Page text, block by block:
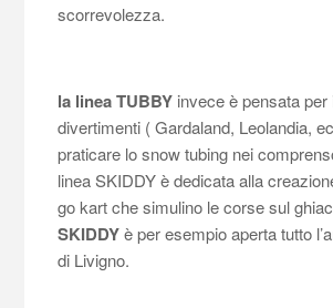
scorrevolezza.
la linea TUBBY invece è pensata per
divertimenti ( Gardaland, Leolandia,
praticare lo snow tubing nei
linea SKIDDY è dedicata alla
go kart che simulino le corse sul
SKIDDYè per esempio aperta tutto
di Livigno.